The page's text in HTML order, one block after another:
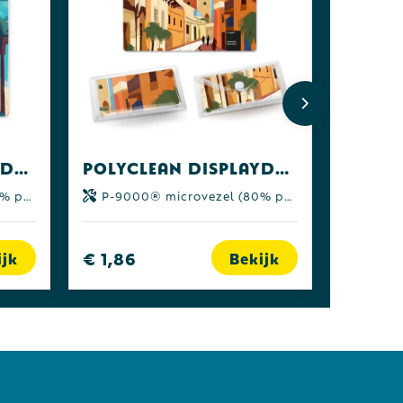
POLYCLEAN displaydoekje 15x15 cm in polyzakje, all-inclusive-pakket POLYCLEAN displaydoekje 18x15 cm in etui, all-inclusive-pakket
P-9000® microvezel (80% polyester | 20% polyamide)
€ 1,86 Bekijk